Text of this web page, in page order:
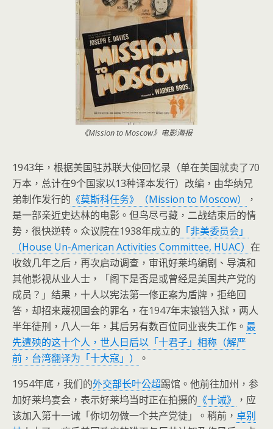
《Mission to Moscow》电影海报
1943年，根据美国驻苏联大使回忆录（单在美国就卖了70
万本，总计在9个国家以13种译本发行）改编，由华纳兄
弟制作发行的 《莫斯科任务》（Mission to Moscow）
，
是一部亲近史达林的电影。但鸟尽弓藏，二战结束后的情
势，很快逆转。众议院在1938年成立的 「非美委员会」
（House Un-American Activities Committee, HUAC） 在
收敛几年之后，再次启动调查，审讯好莱坞编剧、导演和
其他影视从业人士，「阁下是否是或曾经是美国共产党的
成员？」结果，十人以宪法第一修正案为盾牌，拒绝回
答，却招来蔑视国会的罪名，在1947年末锒铛入狱，两人
半年徒刑，八人一年，其后另有数百位同业丧失工作。 最
先遭殃的这十个人，世人日后以「十君子」相称（解严
前，台湾翻译为「十大寇」）
。
1954年底，我们的外交部长叶公超踢馆。他前往加州，参
加好莱坞宴会，表示好莱坞当时正在拍摄的 《十诫》
，应
该加入第十一诫「你切勿做一个共产党徒」。稍前， 卓别